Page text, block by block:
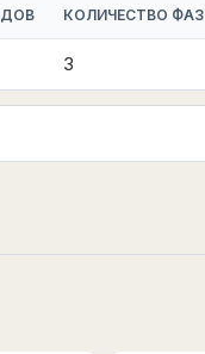
КОЛИЧЕСТВО ФАЗ
3